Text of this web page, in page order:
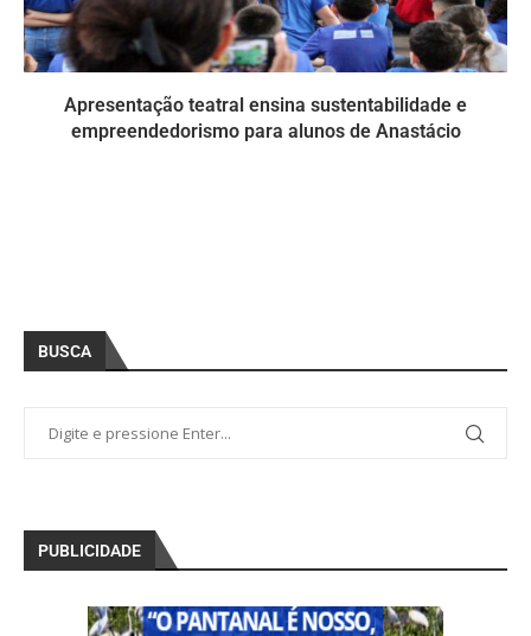
Apresentação teatral ensina sustentabilidade e
empreendedorismo para alunos de Anastácio
BUSCA
PUBLICIDADE